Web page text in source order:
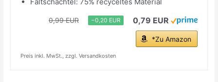
0,99 EUR −0,20 EUR 0,79 EUR
*Zu Amazon
Preis inkl. MwSt., zzgl. Versandkosten